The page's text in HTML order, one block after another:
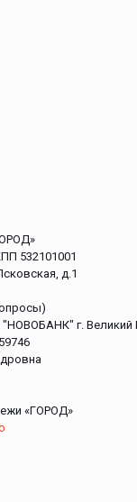
532101001
д.1
"НОВОБАНК" г.
«ГОРОД»